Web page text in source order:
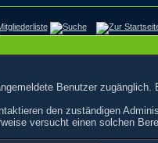
Benutzer
den zuständigen
versucht einen solchen